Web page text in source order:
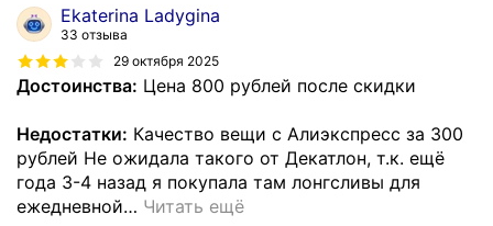
Ekaterina Ladygina
33 отзыва
29 октября 2025
Достоинства: Цена 800 рублей после скидки
Недостатки: Качество вещи с Алиэкспресс за 300
рублей Не ожидала такого от Декатлон, т.к. ещё
года 3-4 назад я покупала там лонгсливы для
ежедневной… Читать ещё